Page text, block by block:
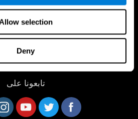
Allow selection
Deny
تابعونا على